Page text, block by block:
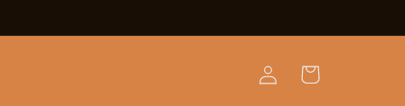
ConnexionPanier